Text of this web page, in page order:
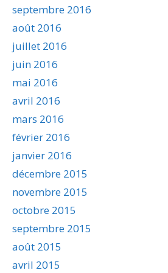
septembre 2016
août 2016
juillet 2016
juin 2016
mai 2016
avril 2016
mars 2016
février 2016
janvier 2016
décembre 2015
novembre 2015
octobre 2015
septembre 2015
août 2015
avril 2015